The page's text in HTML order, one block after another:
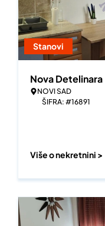
Stanovi
Nova Detelinara
NOVI SAD
ŠIFRA: #16891
Više o nekretnini >